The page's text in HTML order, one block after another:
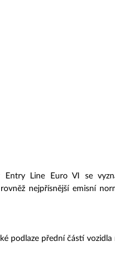
Entry Line Euro VI se
nejpřísnější emisní
podlaze přední částí vozidla